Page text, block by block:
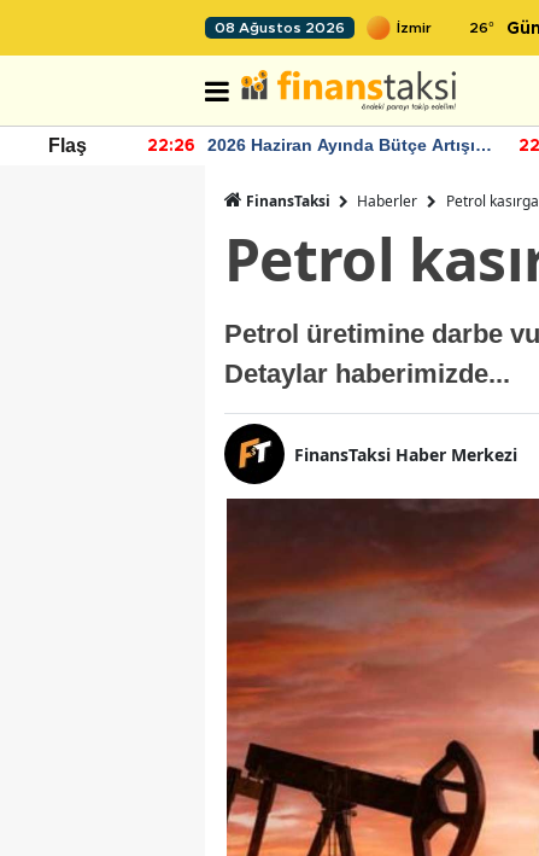
08 Ağustos 2026 26°
Flaş 22:26
2026 Haziran Ayında Bütçe Artışı
FinansTaksi Haberler Petrol
Petrol
Petrol üretimine darbe
Detaylar haberimizde...
FinansTaksi Haber Merkezi